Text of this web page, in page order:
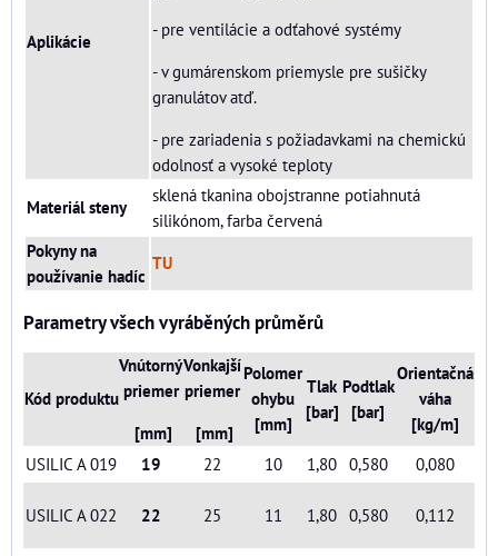
Aplikácie
- pre ventilácie a odťahové systémy
- v gumárenskom priemysle pre sušičky
granulátov atď.
- pre zariadenia s požiadavkami na chemickú
odolnosť a vysoké teploty
Materiál steny
sklená tkanina obojstranne potiahnutá
silikónom, farba červená
Pokyny na
používanie hadíc
TU
Parametry všech vyráběných průměrů
Kód produktu
Vnútorný
priemer
[mm]
Vonkajší
priemer
[mm]
Polomer
ohybu
[mm]
Tlak
[bar]
Podtlak
[bar]
Orientačná
váha
[kg/m]
USILIC A 019
19 22 10 1,80 0,580 0,080
USILIC A 022 22 25 11 1,80 0,580 0,112